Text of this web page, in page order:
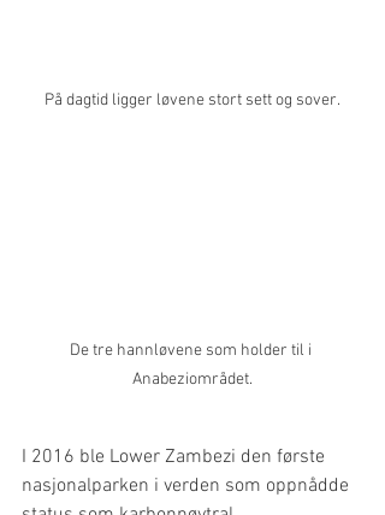
På dagtid ligger løvene stort sett og sover.
De tre hannløvene som holder til i
Anabeziområdet.
I 2016 ble Lower Zambezi den første
nasjonalparken i verden som oppnådde